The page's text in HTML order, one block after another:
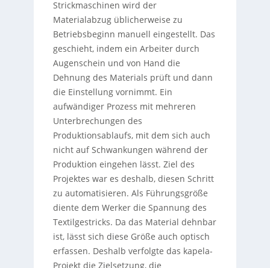
Strickmaschinen wird der
Materialabzug üblicherweise zu
Betriebsbeginn manuell eingestellt. Das
geschieht, indem ein Arbeiter durch
Augenschein und von Hand die
Dehnung des Materials prüft und dann
die Einstellung vornimmt. Ein
aufwändiger Prozess mit mehreren
Unterbrechungen des
Produktionsablaufs, mit dem sich auch
nicht auf Schwankungen während der
Produktion eingehen lässt. Ziel des
Projektes war es deshalb, diesen Schritt
zu automatisieren. Als Führungsgröße
diente dem Werker die Spannung des
Textilgestricks. Da das Material dehnbar
ist, lässt sich diese Größe auch optisch
erfassen. Deshalb verfolgte das kapela-
Projekt die Zielsetzung, die